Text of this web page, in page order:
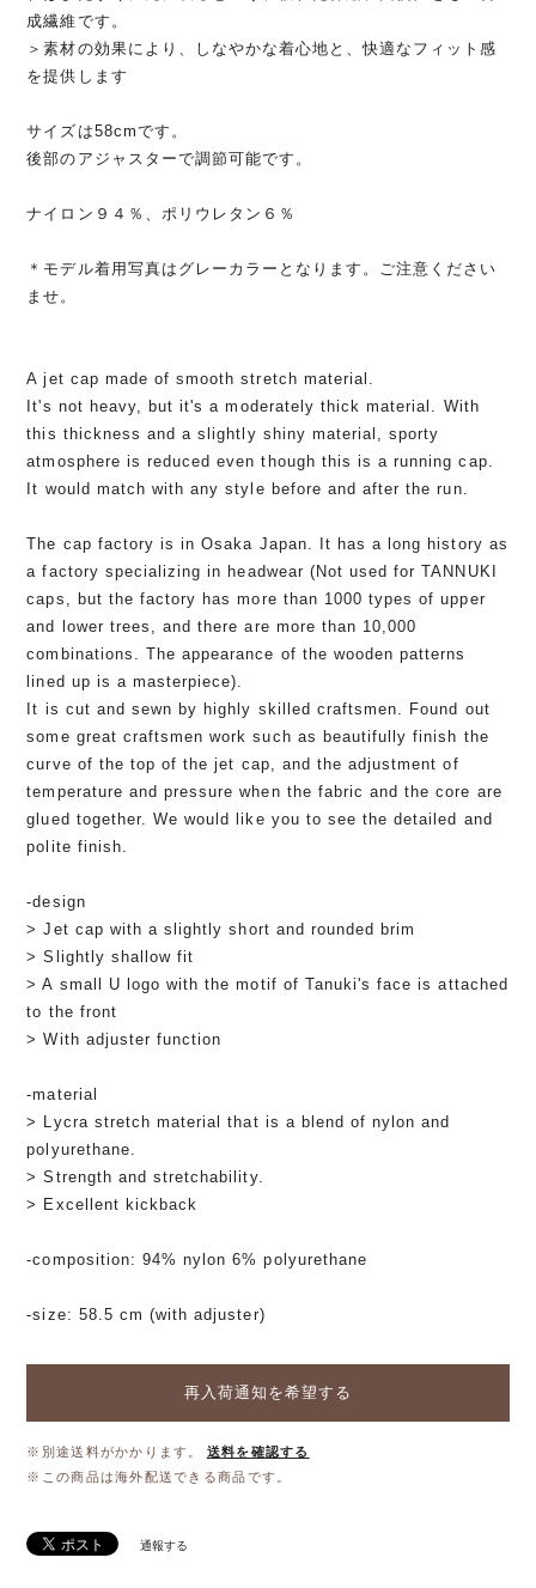
成繊維です。
＞素材の効果により、しなやかな着心地と、快適なフィット感
を提供します
サイズは58cmです。
後部のアジャスターで調節可能です。
ナイロン９４％、ポリウレタン６％
＊モデル着用写真はグレーカラーとなります。ご注意ください
ませ。
A jet cap made of smooth stretch material.
It's not heavy, but it's a moderately thick material. With
this thickness and a slightly shiny material, sporty
atmosphere is reduced even though this is a running cap.
It would match with any style before and after the run.
The cap factory is in Osaka Japan. It has a long history as
a factory specializing in headwear (Not used for TANNUKI
caps, but the factory has more than 1000 types of upper
and lower trees, and there are more than 10,000
combinations. The appearance of the wooden patterns
lined up is a masterpiece).
It is cut and sewn by highly skilled craftsmen. Found out
some great craftsmen work such as beautifully finish the
curve of the top of the jet cap, and the adjustment of
temperature and pressure when the fabric and the core are
glued together. We would like you to see the detailed and
polite finish.
-design
> Jet cap with a slightly short and rounded brim
> Slightly shallow fit
> A small U logo with the motif of Tanuki's face is attached
to the front
> With adjuster function
-material
> Lycra stretch material that is a blend of nylon and
polyurethane.
> Strength and stretchability.
> Excellent kickback
-composition: 94% nylon 6% polyurethane
-size: 58.5 cm (with adjuster)
再入荷通知を希望する
※別途送料がかかります。
送料を確認する
※この商品は海外配送できる商品です。
通報する